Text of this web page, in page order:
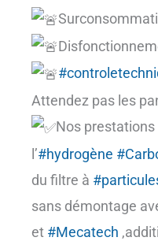
Attendez pas les
Nos prestations
l’#hydrogène
du filtre à
sans démontage
et #Mecatech